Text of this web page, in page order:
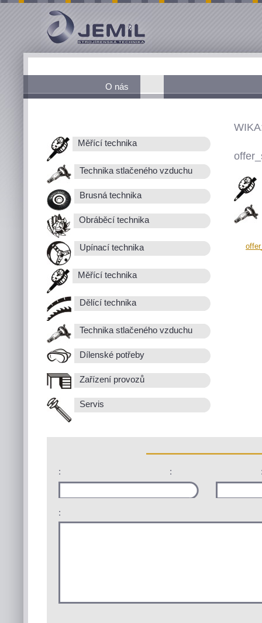
O nás
Měřící technika
Technika stlačeného vzduchu
Brusná technika
Obráběcí technika
Upínací technika
Měřící technika
Dělící technika
Technika stlačeného vzduchu
Dílenské potřeby
Zařízení provozů
Servis
: :
: